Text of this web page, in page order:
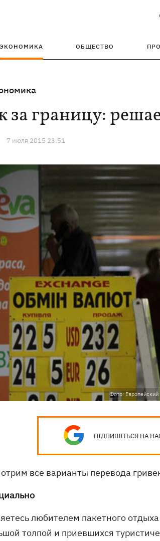
ЭКОНОМИКА ОБЩЕСТВО
за границу:
7 июля 2015 23:51
Фото:
ПІДПИШІТЬСЯ НА
все варианты перевода
любителем пакетного
толпой и приевшихся